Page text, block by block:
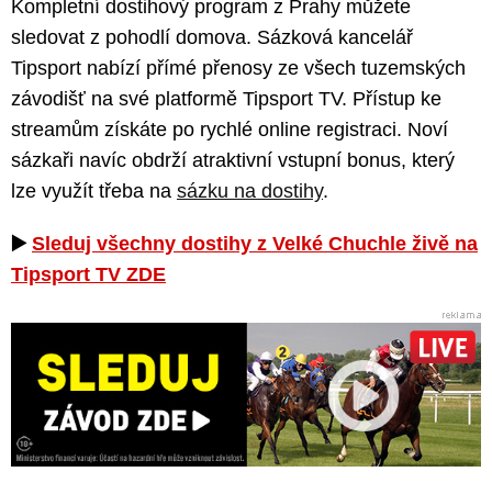
Kompletní dostihový program z Prahy můžete
sledovat z pohodlí domova. Sázková kancelář
Tipsport nabízí přímé přenosy ze všech tuzemských
závodišť na své platformě Tipsport TV. Přístup ke
streamům získáte po rychlé online registraci. Noví
sázkaři navíc obdrží atraktivní vstupní bonus, který
lze využít třeba na sázku na dostihy.
▶️ Sleduj všechny dostihy z Velké Chuchle živě na
Tipsport TV ZDE